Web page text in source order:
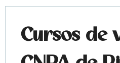
Cursos de